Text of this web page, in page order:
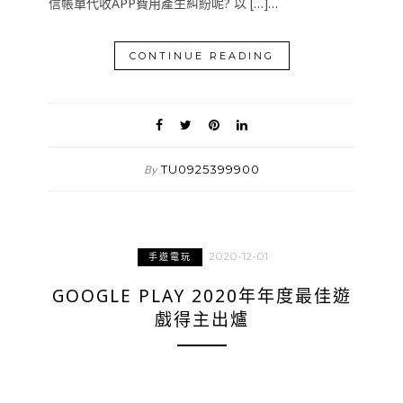
CONTINUE READING
By TU0925399900
手遊電玩 2020-12-01
GOOGLE PLAY 2020年年度最佳遊
戲得主出爐